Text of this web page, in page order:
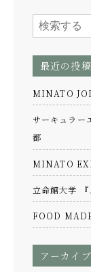
最近の投稿
MINATO
サーキュラー
都
MINATO
立命館大学
FOOD
アーカイブ